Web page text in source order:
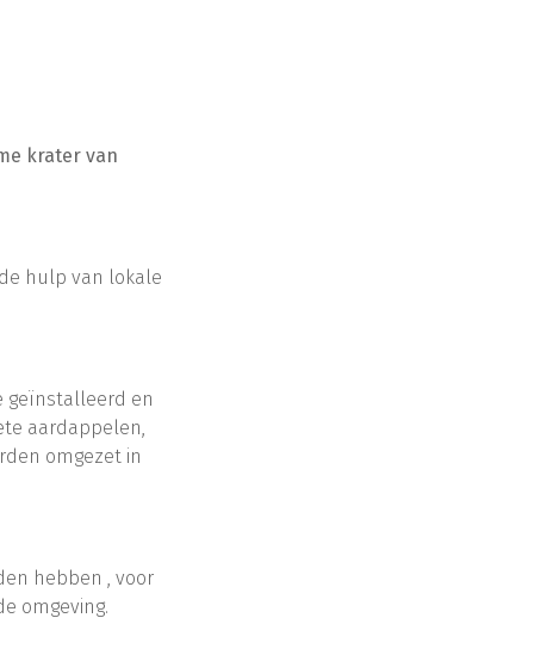
krater van
hulp van lokale
geïnstalleerd en
aardappelen,
omgezet in
hebben , voor
omgeving.